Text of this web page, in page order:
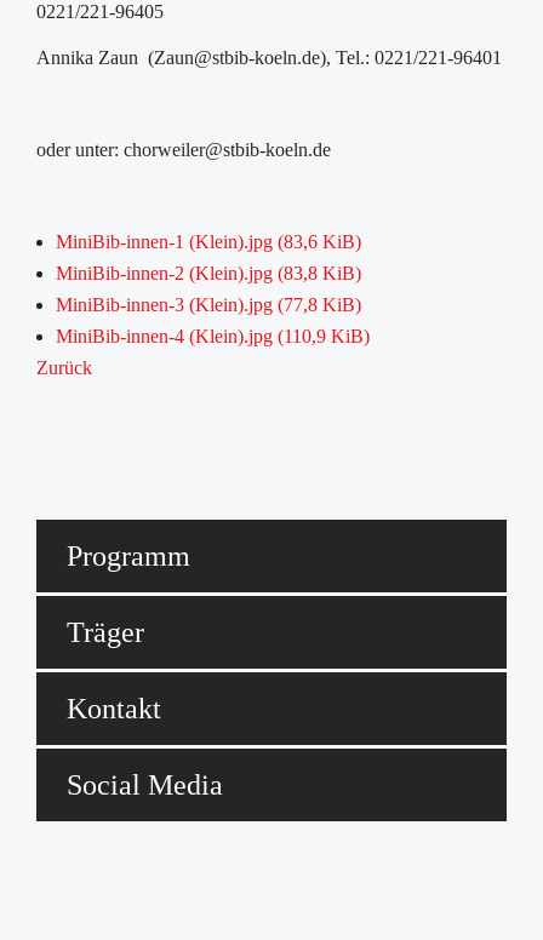
0221/221-96405
Annika Zaun (Zaun@stbib-koeln.de), Tel.: 0221/221-96401
oder unter: chorweiler@stbib-koeln.de
MiniBib-innen-1 (Klein).jpg (83,6 KiB)
MiniBib-innen-2 (Klein).jpg (83,8 KiB)
MiniBib-innen-3 (Klein).jpg (77,8 KiB)
MiniBib-innen-4 (Klein).jpg (110,9 KiB)
Zurück
Programm
Träger
Kontakt
Social Media